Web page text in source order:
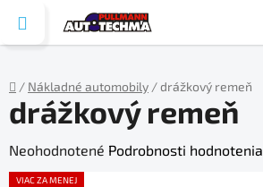
obsah
Domov
/ Nákladné automobily /drážkový remeň
drážkový remeň
Priemerné
hodnotenie
Neohodnotené Podrobnosti hodnotenia
VIAC ZA MENEJ